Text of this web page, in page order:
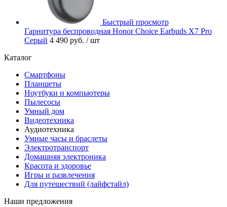
Быстрый просмотр
Гарнитура беспроводная Honor Choice Earbuds X7 Pro
Серый 4 490 руб. / шт
Каталог
Смартфоны
Планшеты
Ноутбуки и компьютеры
Пылесосы
Умный дом
Видеотехника
Аудиотехника
Умные часы и браслеты
Электротранспорт
Домашняя электроника
Красота и здоровье
Игры и развлечения
Для путешествий (лайфстайл)
Наши предложения